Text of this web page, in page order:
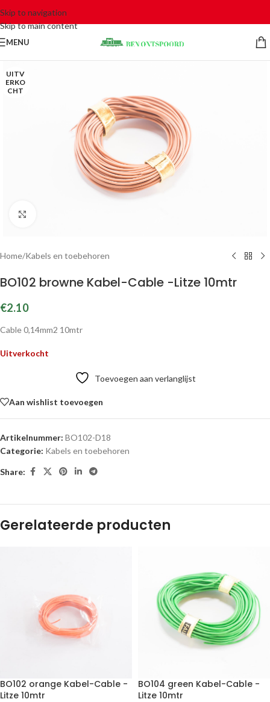
Skip to navigation
Skip to main content
MENU
UITV
ERKO
CHT
Home/Kabels en toebehoren
BO102 browne Kabel-Cable -Litze 10mtr
€2.10
Cable 0,14mm2 10mtr
Uitverkocht
Toevoegen aan verlanglijst
Aan wishlist toevoegen
Artikelnummer: BO102-D18
Categorie: Kabels en toebehoren
Share:
Gerelateerde producten
BO102 orange Kabel-Cable -
Litze 10mtr
BO104 green Kabel-Cable -
Litze 10mtr